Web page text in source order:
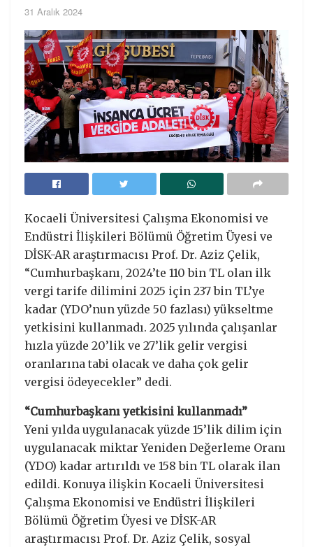
31 Aralık 2024
Kocaeli Üniversitesi Çalışma Ekonomisi ve
Endüstri İlişkileri Bölümü Öğretim Üyesi ve
DİSK-AR araştırmacısı Prof. Dr. Aziz Çelik,
“Cumhurbaşkanı, 2024’te 110 bin TL olan ilk
vergi tarife dilimini 2025 için 237 bin TL’ye
kadar (YDO’nun yüzde 50 fazlası) yükseltme
yetkisini kullanmadı. 2025 yılında çalışanlar
hızla yüzde 20’lik ve 27’lik gelir vergisi
oranlarına tabi olacak ve daha çok gelir
vergisi ödeyecekler” dedi.
“Cumhurbaşkanı yetkisini kullanmadı”
Yeni yılda uygulanacak yüzde 15’lik dilim için
uygulanacak miktar Yeniden Değerleme Oranı
(YDO) kadar artırıldı ve 158 bin TL olarak ilan
edildi. Konuya ilişkin Kocaeli Üniversitesi
Çalışma Ekonomisi ve Endüstri İlişkileri
Bölümü Öğretim Üyesi ve DİSK-AR
araştırmacısı Prof. Dr. Aziz Çelik, sosyal